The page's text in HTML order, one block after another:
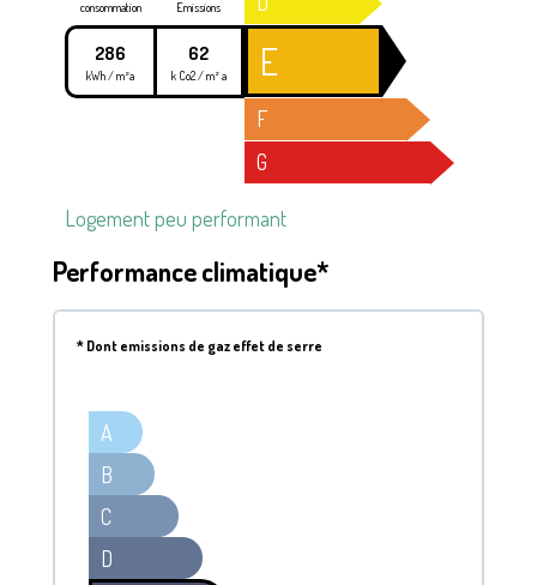
consommation
286
kWh / m²a
Emissions
62
k Co2 / m² a E
F
G
Logement peu performant
Performance climatique*
*Dont emissions de gaz effet de serre
A
B
C
D